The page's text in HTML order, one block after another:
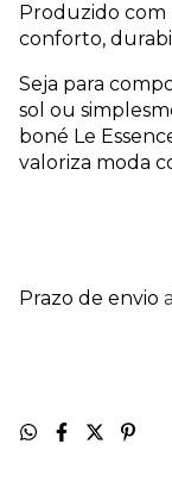
Produzido com
conforto,
Seja para
sol ou
boné Le
valoriza moda
Prazo de envio